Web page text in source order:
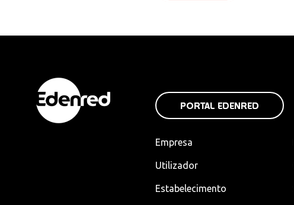
PORTAL EDENRED
Empresa
Utilizador
Estabelecimento